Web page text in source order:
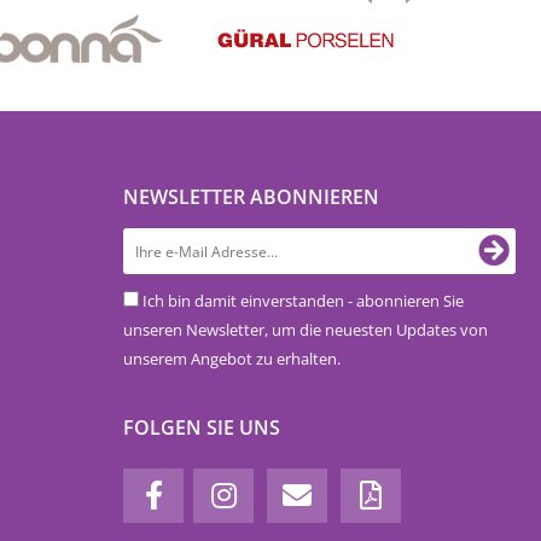
NEWSLETTER ABONNIEREN
Ich bin damit einverstanden - abonnieren Sie
unseren Newsletter, um die neuesten Updates von
unserem Angebot zu erhalten.
FOLGEN SIE UNS